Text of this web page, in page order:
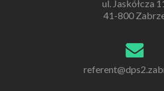
ul. Jaskółcza
41-800